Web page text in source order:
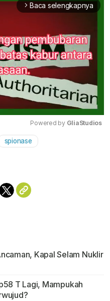
arrow_forward_ios Baca selengkapnya
Powered by GliaStudios
spionase
Kapal Selam Nuklir
T Lagi, Mampukah